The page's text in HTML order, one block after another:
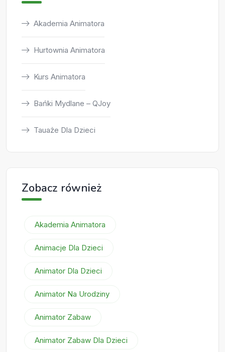
Akademia Animatora
Hurtownia Animatora
Kurs Animatora
Bańki Mydlane – QJoy
Tauaże Dla Dzieci
Zobacz również
Akademia Animatora
Animacje Dla Dzieci
Animator Dla Dzieci
Animator Na Urodziny
Animator Zabaw
Animator Zabaw Dla Dzieci